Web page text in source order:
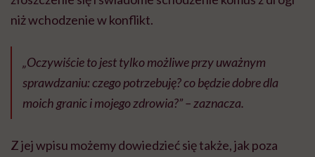
niż wchodzenie w konflikt.
„Oczywiście to jest tylko możliwe przy uważnym
sprawdzaniu: czego potrzebuję? co będzie dobre dla
moich granic i mojego zdrowia?” – zaznacza.
Z jej wpisu możemy dowiedzieć się także, jak poza